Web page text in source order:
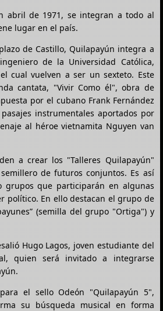
abril de 1971, se integran a todo al
lugar en el país.
de Castillo, Quilapayún integra a
de la Universidad Católica,
cual vuelven a ser un sexteto. Este
cantata, "Vivir Como él", obra de
por el cubano Frank Fernández
instrumentales aportados por
al héroe vietnamita Nguyen van
a crear los "Talleres Quilapayún"
de futuros conjuntos. Es así
grupos que participarán en algunas
político. En ello destacan el grupo de
(semilla del grupo "Ortiga") y
Hugo Lagos, joven estudiante del
quien será invitado a integrarse
el sello Odeón "Quilapayún 5",
su búsqueda musical en forma